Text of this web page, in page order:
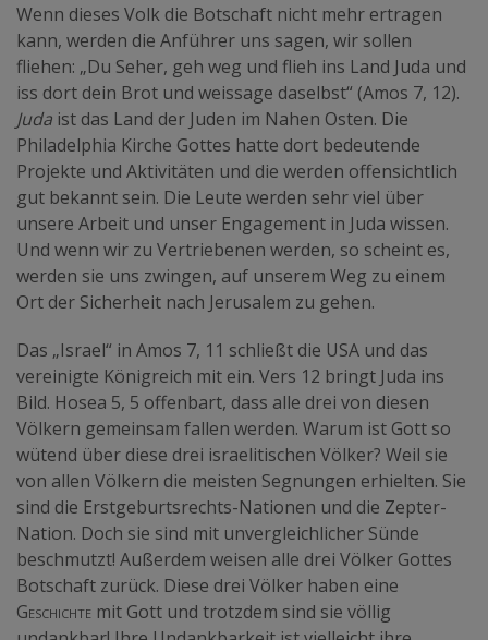
Wenn dieses Volk die Botschaft nicht mehr ertragen
kann, werden die Anführer uns sagen, wir sollen
fliehen: „Du Seher, geh weg und flieh ins Land Juda und
iss dort dein Brot und weissage daselbst“ (Amos 7, 12).
Juda ist das Land der Juden im Nahen Osten. Die
Philadelphia Kirche Gottes hatte dort bedeutende
Projekte und Aktivitäten und die werden offensichtlich
gut bekannt sein. Die Leute werden sehr viel über
unsere Arbeit und unser Engagement in Juda wissen.
Und wenn wir zu Vertriebenen werden, so scheint es,
werden sie uns zwingen, auf unserem Weg zu einem
Ort der Sicherheit nach Jerusalem zu gehen.
Das „Israel“ in Amos 7, 11 schließt die USA und das
vereinigte Königreich mit ein. Vers 12 bringt Juda ins
Bild. Hosea 5, 5 offenbart, dass alle drei von diesen
Völkern gemeinsam fallen werden. Warum ist Gott so
wütend über diese drei israelitischen Völker? Weil sie
von allen Völkern die meisten Segnungen erhielten. Sie
sind die Erstgeburtsrechts-Nationen und die Zepter-
Nation. Doch sie sind mit unvergleichlicher Sünde
beschmutzt! Außerdem weisen alle drei Völker Gottes
Botschaft zurück. Diese drei Völker haben eine
Geschichte mit Gott und trotzdem sind sie völlig